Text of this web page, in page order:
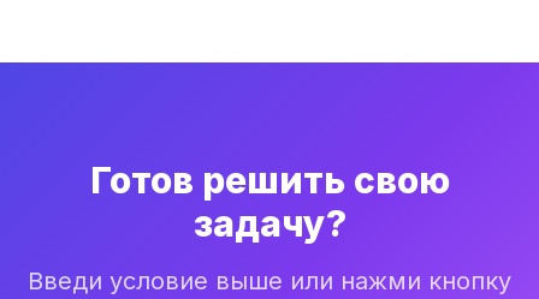
Готов решить свою
задачу?
Введи условие выше или нажми кнопку